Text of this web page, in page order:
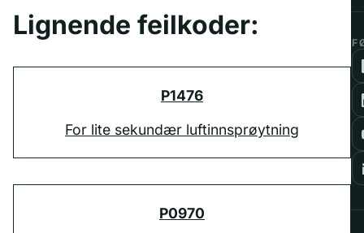
Lignende feilkoder:
P1476
For lite sekundær luftinnsprøytning
P0970